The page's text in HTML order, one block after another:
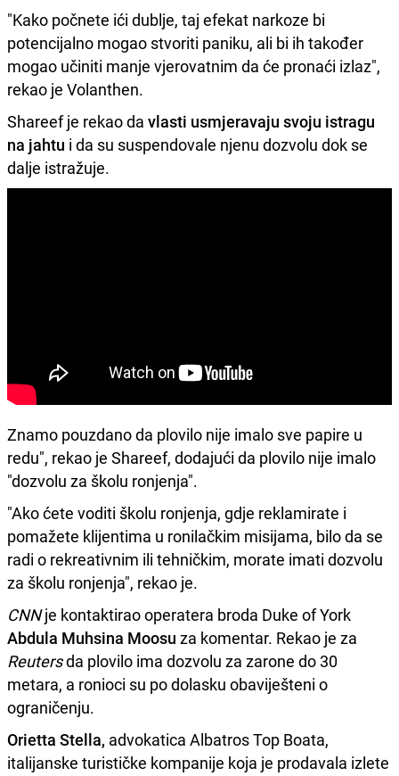
"Kako počnete ići dublje, taj efekat narkoze bi
potencijalno mogao stvoriti paniku, ali bi ih također
mogao učiniti manje vjerovatnim da će pronaći izlaz",
rekao je Volanthen.
Shareef je rekao da vlasti usmjeravaju svoju istragu
na jahtu i da su suspendovale njenu dozvolu dok se
dalje istražuje.
Znamo pouzdano da plovilo nije imalo sve papire u
redu", rekao je Shareef, dodajući da plovilo nije imalo
"dozvolu za školu ronjenja".
"Ako ćete voditi školu ronjenja, gdje reklamirate i
pomažete klijentima u ronilačkim misijama, bilo da se
radi o rekreativnim ili tehničkim, morate imati dozvolu
za školu ronjenja", rekao je.
CNNje kontaktirao operatera broda Duke of York
Abdula Muhsina Moosu za komentar. Rekao je za
Reutersda plovilo ima dozvolu za zarone do 30
metara, a ronioci su po dolasku obaviješteni o
ograničenju.
Orietta Stella, advokatica Albatros Top Boata,
italijanske turističke kompanije koja je prodavala izlete